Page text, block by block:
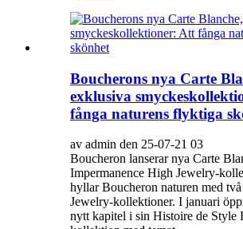
Boucherons nya Carte
exklusiva
fånga naturens flyktiga
av admin den 25-07-21 03
Boucheron lanserar nya Carte
Impermanence High Jewelry-
hyllar Boucheron naturen med
Jewelry-kollektioner. I januari
nytt kapitel i sin Histoire de Style